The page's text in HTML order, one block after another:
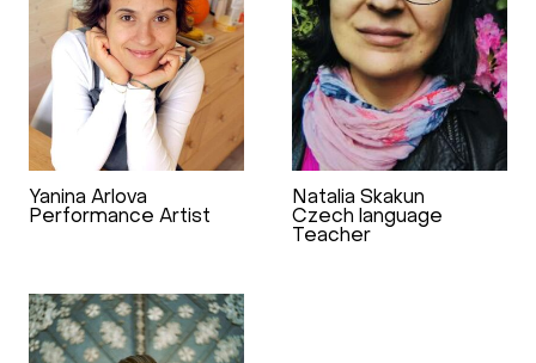
Yanina Arlova
Performance Artist
Natalia Skakun
Czech language
Teacher